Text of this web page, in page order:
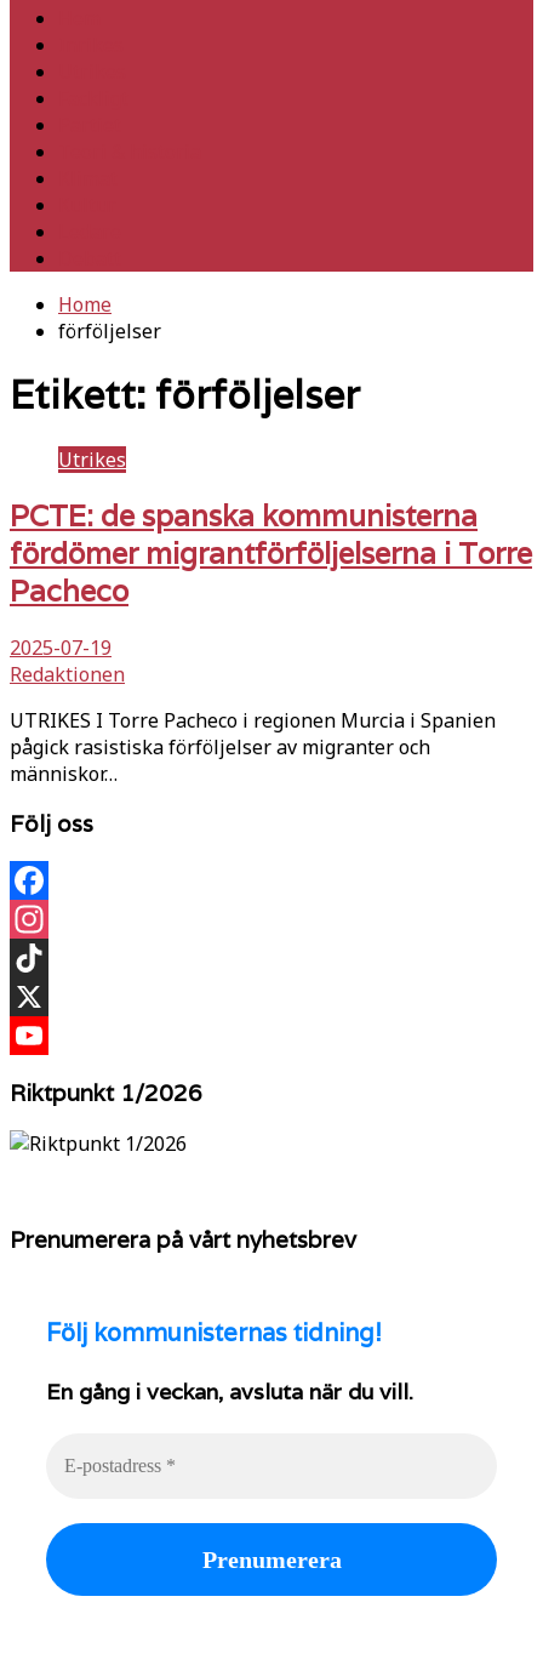
Home
förföljelser
Etikett: förföljelser
Utrikes
PCTE: de spanska kommunisterna
fördömer migrantförföljelserna i Torre
Pacheco
2025-07-19
Redaktionen
UTRIKES I Torre Pacheco i regionen Murcia i Spanien
pågick rasistiska förföljelser av migranter och
människor…
Följ oss
Facebook
Instagram
TikTok
X
Riktpunkt 1/2026
Prenumerera på vårt nyhetsbrev
Följ kommunisternas tidning!
En gång i veckan, avsluta när du vill.